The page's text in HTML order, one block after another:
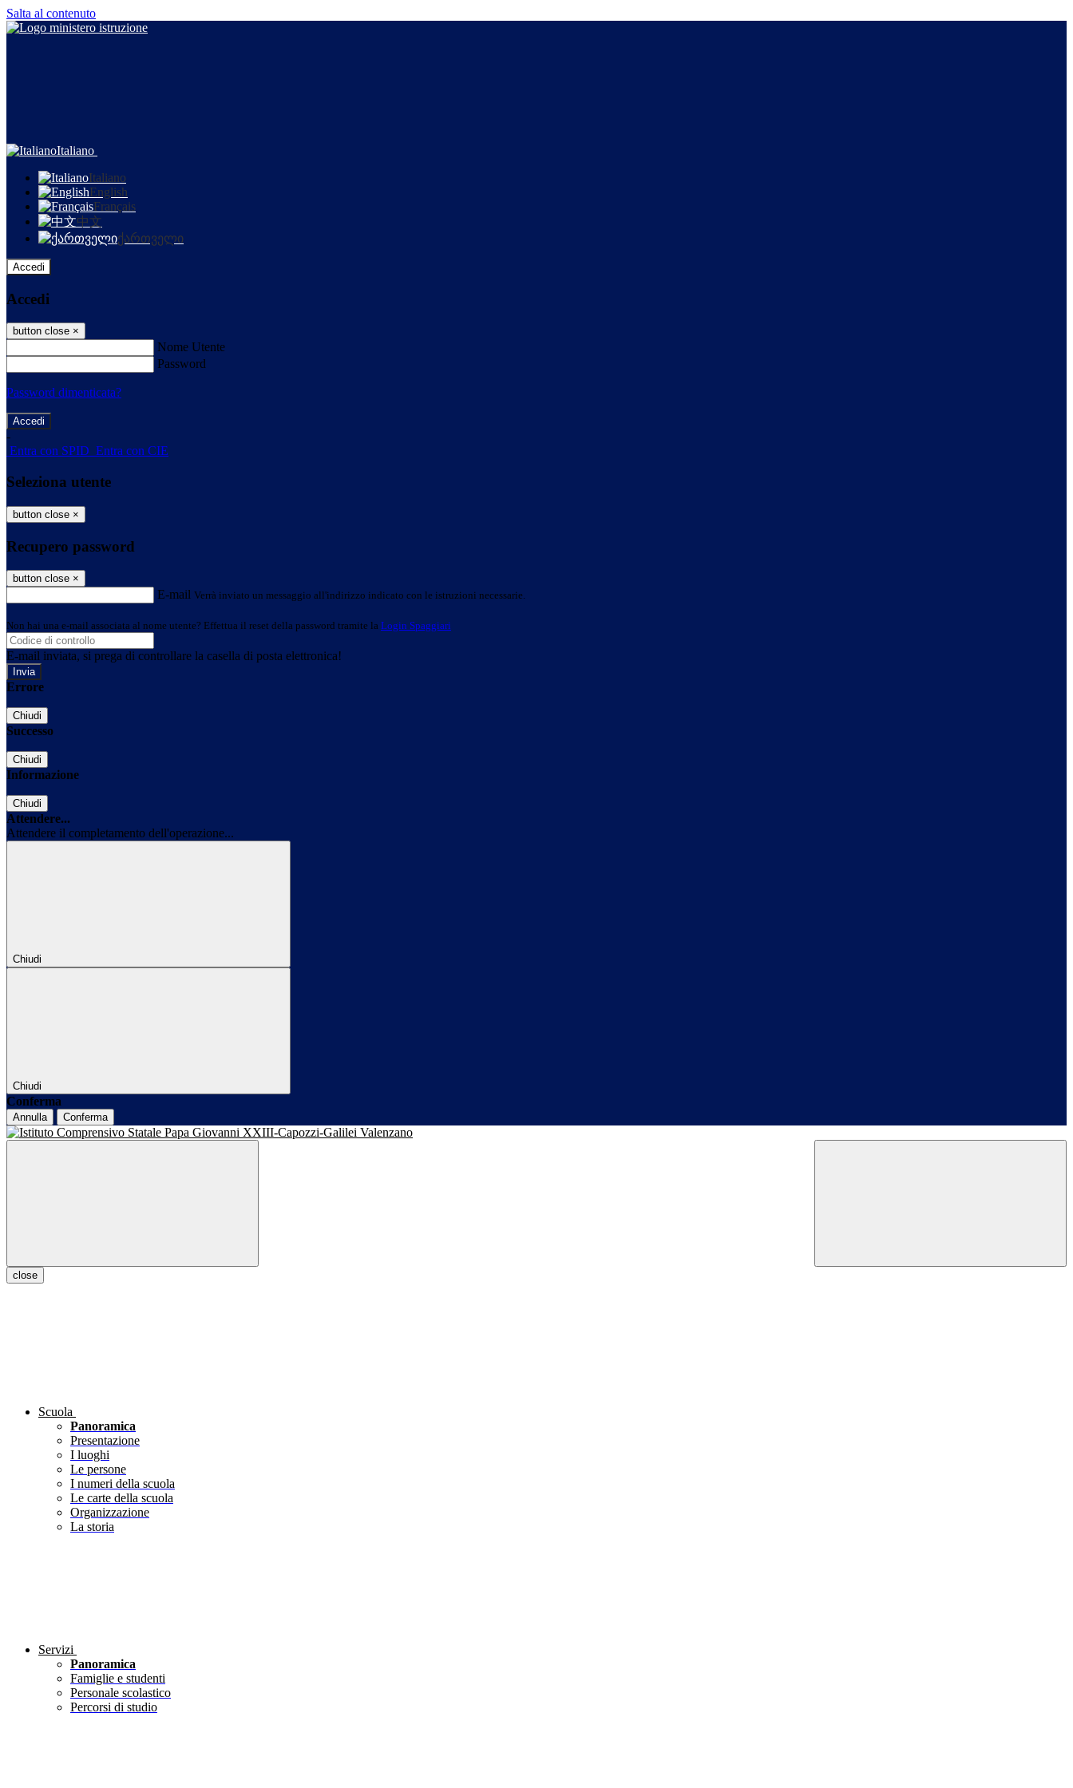
Salta al contenuto
Italiano
Italiano
English
Français
中文
ქართველი
Accedi
Accedi
button close ×
Nome Utente
Password
Password dimenticata?
-
Entra con SPID Entra con CIE
Seleziona utente
button close ×
Recupero password
button close ×
E-mail Verrà inviato un messaggio all'indirizzo indicato con le istruzioni necessarie.
Non hai una e-mail associata al nome utente? Effettua il reset della password tramite la Login Spaggiari
E-mail inviata, si prega di controllare la casella di posta elettronica!
Errore
Chiudi
Successo
Chiudi
Informazione
Chiudi
Attendere...
Attendere il completamento dell'operazione...
Chiudi
Chiudi
Conferma
Annulla Conferma
close
Scuola
Panoramica
Presentazione
I luoghi
Le persone
I numeri della scuola
Le carte della scuola
Organizzazione
La storia
Servizi
Panoramica
Famiglie e studenti
Personale scolastico
Percorsi di studio